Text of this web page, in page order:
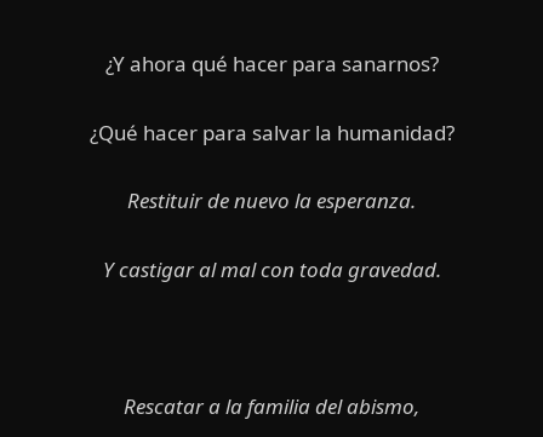
¿Y ahora qué hacer para sanarnos?
¿Qué hacer para salvar la humanidad?
Restituir de nuevo la esperanza.
Y castigar al mal con toda gravedad.
Rescatar a la familia del abismo,